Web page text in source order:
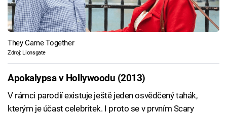
They Came Together
Zdroj: Lionsgate
Apokalypsa v Hollywoodu (2013)
V rámci parodií existuje ještě jeden osvědčený tahák,
kterým je účast celebritek. I proto se v prvním Scary